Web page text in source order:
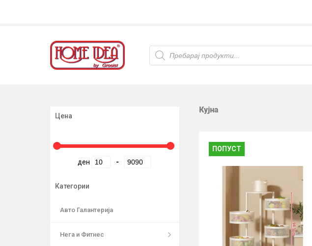
Products
search
Цена
ден -
Категории
Авто Галантерија
Нега и Фитнес
Кујна
ПОПУСТ